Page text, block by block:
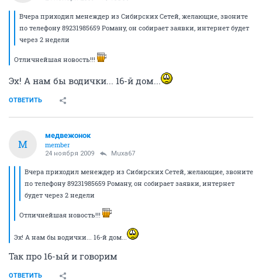
Вчера приходил менеждер из Сибирских Сетей, желающие, звоните
по телефону 89231985659 Роману, он собирает заявки, интернет будет
через 2 недели
Отличнейшая новость!!!
Эх! А нам бы водички... 16-й дом...
ОТВЕТИТЬ
М
медвежонок
member
24 ноября 2009 Muxa67
Вчера приходил менеждер из Сибирских Сетей, желающие, звоните
по телефону 89231985659 Роману, он собирает заявки, интернет
будет через 2 недели
Отличнейшая новость!!!
Эх! А нам бы водички... 16-й дом...
Так про 16-ый и говорим
ОТВЕТИТЬ